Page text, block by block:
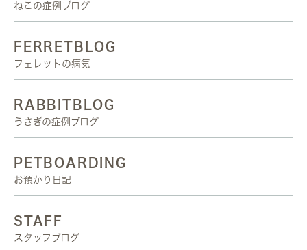
ねこの症例ブログ
FERRETBLOG
フェレットの病気
RABBITBLOG
うさぎの症例ブログ
PETBOARDING
お預かり日記
STAFF
スタッフブログ